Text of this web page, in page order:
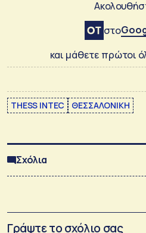
στο
και μάθετε πρώτοι
THESS INTEC ΘΕΣΣΑΛΟΝΙΚΗ
Σχόλια
Γράψτε το σχόλιο σας